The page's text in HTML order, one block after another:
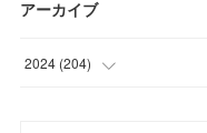
アーカイブ
2024 (204)